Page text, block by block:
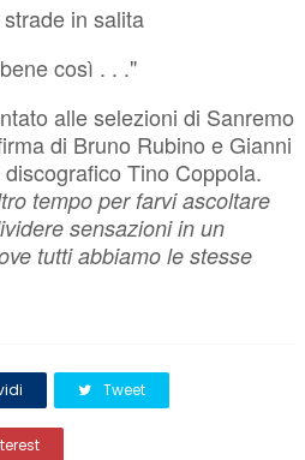
in salita
così . . ."
alle selezioni di Sanremo
di Bruno Rubino e Gianni
Tino Coppola.
tempo per farvi ascoltare
sensazioni in un
tutti abbiamo le stesse
Tweet